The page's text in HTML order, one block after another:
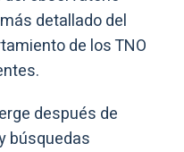
detallado del
de los TNO
después de
búsquedas